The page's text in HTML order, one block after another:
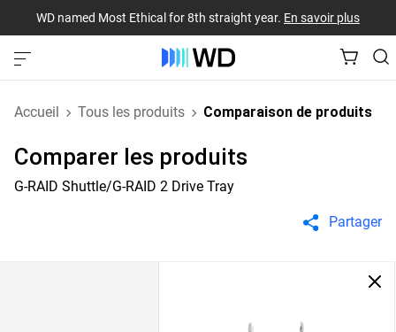
WD named Most Ethical for 8th straight year. En savoir plus
Accueil Tous les produits Comparaison de produits
Comparer les produits
G-RAID Shuttle/G-RAID 2 Drive Tray
Partager